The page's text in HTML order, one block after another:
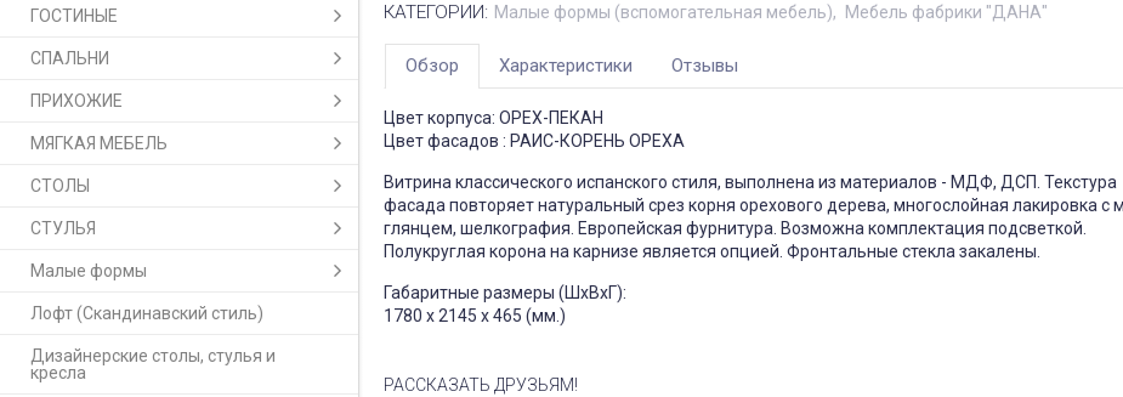
ГОСТИНЫЕ
СПАЛЬНИ
ПРИХОЖИЕ
МЯГКАЯ МЕБЕЛЬ
СТОЛЫ
СТУЛЬЯ
Малые формы
Лофт (Скандинавский стиль)
Дизайнерские столы, стулья и
кресла
КАТЕГОРИИ: Малые формы (вспомогательная мебель) Мебель фабрики "ДАНА"
Обзор Характеристики Отзывы
Цвет корпуса: ОРЕХ-ПЕКАН
Цвет фасадов : РАИС-КОРЕНЬ ОРЕХА
Витрина классического испанского стиля, выполнена из материалов - МДФ, ДСП. Текстура
фасада повторяет натуральный срез корня орехового дерева, многослойная лакировка с
глянцем, шелкография. Европейская фурнитура. Возможна комплектация подсветкой.
Полукруглая корона на карнизе является опцией. Фронтальные стекла закалены.
Габаритные размеры (ШхВхГ):
1780 x 2145 x 465 (мм.)
РАССКАЗАТЬ ДРУЗЬЯМ!